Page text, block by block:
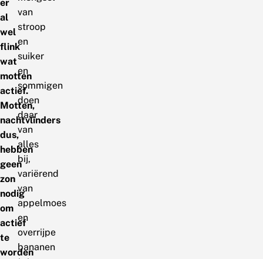
er
al
wel
flink
wat
motten
actief.
Motten,
nachtvlinders
dus,
hebben
geen
zon
nodig
om
actief
te
worden
van
stroop
en
suiker
en
sommigen
doen
daar
van
alles
bij,
variërend
van
appelmoes
en
overrijpe
bananen